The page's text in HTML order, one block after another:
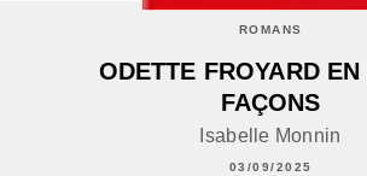
ROMANS
ODETTE FROYARD
FAÇONS
Isabelle Monnin
03/09/2025